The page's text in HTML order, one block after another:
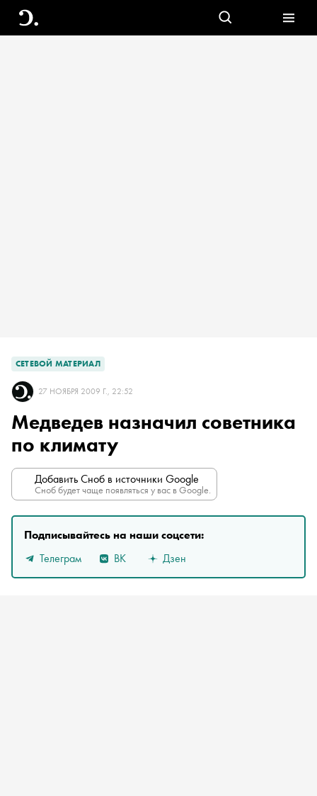
СЕТЕВОЙ МАТЕРИАЛ
27 НОЯБРЯ 2009 Г., 22:52
Медведев назначил советника
по климату
Добавить Сноб в источники Google
Сноб будет чаще появляться у вас в Google.
Подписывайтесь на наши соцсети:
Телеграм
ВК Дзен